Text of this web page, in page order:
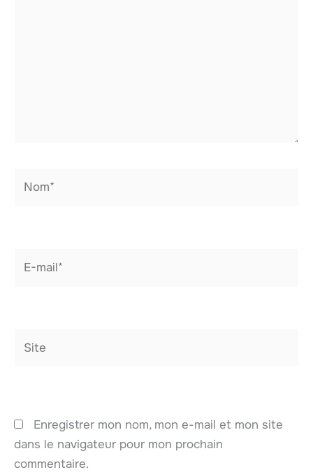
Enregistrer mon nom, mon e-mail et mon site
dans le navigateur pour mon prochain
commentaire.